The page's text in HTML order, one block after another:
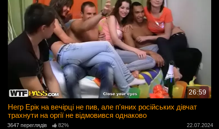
26:59
Негр Ерік на вечірці не пив, але п'яних російських дівчат
трахнути на оргії не відмовився однаково
3647 переглядів 82% 22.07.2024